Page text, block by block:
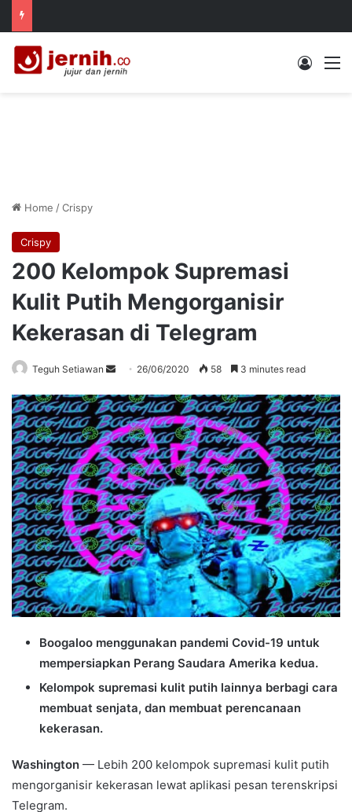
Log In
Home /Crispy
Crispy
200 Kelompok Supremasi
Kulit Putih Mengorganisir
Kekerasan di Telegram
Teguh Setiawan
Send
email
26/06/2020 58 3 minutes read
Boogaloo menggunakan pandemi Covid-19 untuk
mempersiapkan Perang Saudara Amerika kedua.
Kelompok supremasi kulit putih lainnya berbagi cara
membuat senjata, dan membuat perencanaan
kekerasan.
Washington — Lebih 200 kelompok supremasi kulit putih
mengorganisir kekerasan lewat aplikasi pesan terenskripsi
Telegram.